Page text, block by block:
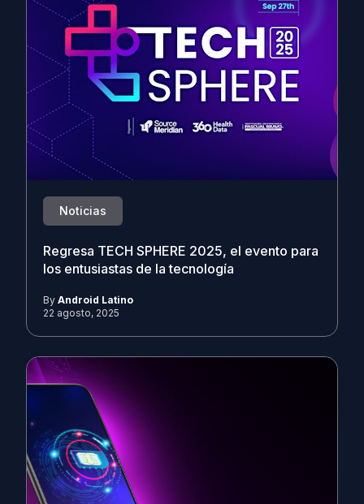
Noticias
Regresa TECH SPHERE 2025, el evento para
los entusiastas de la tecnología
By Android Latino
22 agosto, 2025